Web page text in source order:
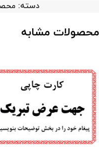
دسته:
محصولات مشابه